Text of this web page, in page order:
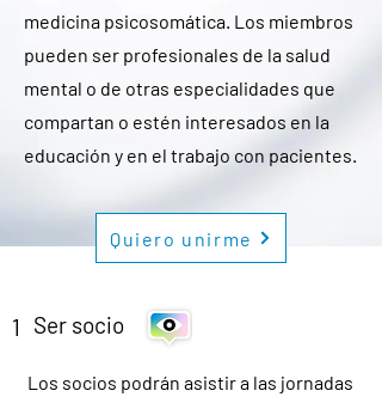
medicina psicosomática. Los miembros
pueden ser profesionales de la salud
mental o de otras especialidades que
compartan o estén interesados en la
educación y en el trabajo con pacientes.
Quiero unirme
1 Ser socio
Los socios podrán asistir a las jornadas